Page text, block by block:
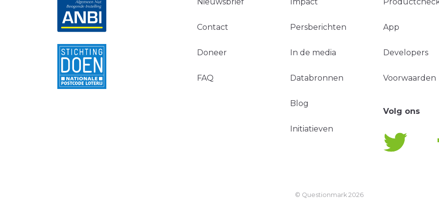
Contact
Doneer
FAQ
Persberichten
In de media
Databronnen
Blog
Initiatieven
App
Developers
Voorwaarden
Volg ons
© Questionmark 2026